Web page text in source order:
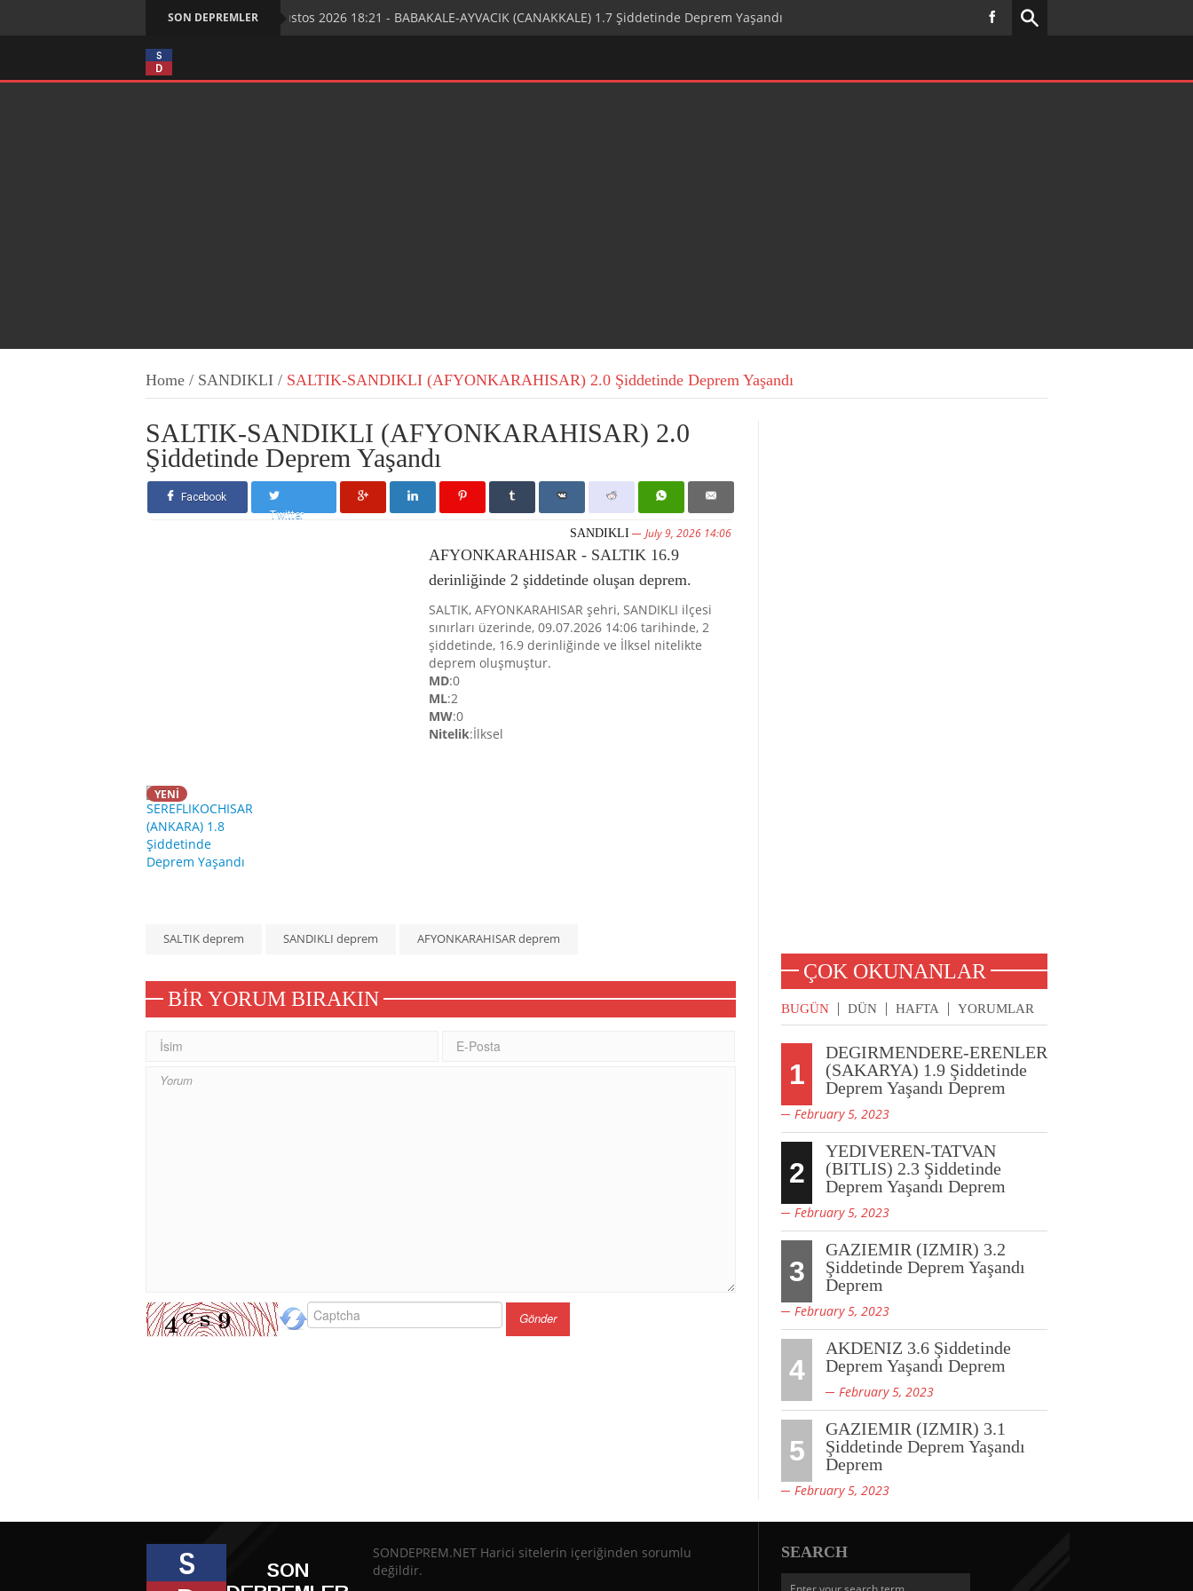
SON DEPREMLER6 Ağustos 2026 18:21 - BABAKALE-AYVACIK (CANAKKALE) 1.7 Şiddetinde Deprem Yaşandı
Home / SANDIKLI / SALTIK-SANDIKLI (AFYONKARAHISAR) 2.0 Şiddetinde Deprem Yaşandı
SALTIK-SANDIKLI (AFYONKARAHISAR) 2.0
Şiddetinde Deprem Yaşandı
Facebook
Twitter
SANDIKLI July 9, 2026 14:06
AFYONKARAHISAR - SALTIK 16.9
derinliğinde 2 şiddetinde oluşan deprem.
SALTIK, AFYONKARAHISAR şehri, SANDIKLI ilçesi
sınırları üzerinde, 09.07.2026 14:06 tarihinde, 2
şiddetinde, 16.9 derinliğinde ve İlksel nitelikte
deprem oluşmuştur.
MD:0
ML:2
MW:0
Nitelik:İlksel
YENİ
SALTIK deprem SANDIKLI deprem AFYONKARAHISAR deprem
BIR YORUM BIRAKIN
ÇOK OKUNANLAR
BUGÜN DÜN HAFTA YORUMLAR
1
DEGIRMENDERE-ERENLER
(SAKARYA) 1.9 Şiddetinde
Deprem Yaşandı Deprem
February 5, 2023
2
YEDIVEREN-TATVAN
(BITLIS) 2.3 Şiddetinde
Deprem Yaşandı Deprem
February 5, 2023
3
GAZIEMIR (IZMIR) 3.2
Şiddetinde Deprem Yaşandı
Deprem
February 5, 2023
4
AKDENIZ 3.6 Şiddetinde
Deprem Yaşandı Deprem
February 5, 2023
5
GAZIEMIR (IZMIR) 3.1
Şiddetinde Deprem Yaşandı
Deprem
February 5, 2023
SONDEPREM.NET Harici sitelerin içeriğinden sorumlu
değildir.
SEARCH